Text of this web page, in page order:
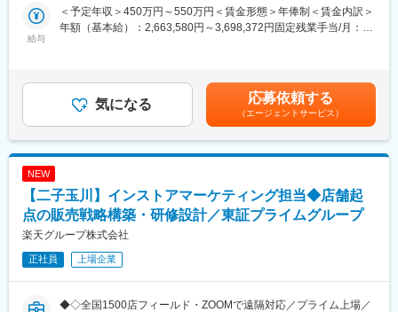
（3）AI・デジタルを活用したCX/EX改革
・生成AIによる回答支援・ナレッジ自動化
（4）組織運営および部門のビルドアップ
・数十名規模の本部組織のマネジメント
・オペレーション管理者の育成/評価
■業務内容:
映画館来場者への営業活動を軸に、組織運営・マネジメントまで
・動画・電子書籍配信サービス「U-NEXT」の提案・契約獲得
・担当劇場での営業活動（経験に応じ複数拠点を担当）
・大型イベントブースでの営業活動
を行った後に、複数の映画館をまたぎアルバイトスタッフの管理
や組織運営をメインで対応いただきます。
■組織構成：
全体で約26名の組織で、配属チームは20代～30代中心。現場を担
給与
＜予定年収＞450万円～550万円＜賃金形態＞年俸制＜賃金内訳＞
年額（基本給）：2,663,580円～3,698,372円固定残業手当/月：
給与補足＞※上記はあくまで想定であり、ご経験、スキルに応じ決
定させて頂きます。■昇給：年1回賃金はあくまでも目安の金額で
あり、選考を通じて上下する可能性があります。月給(月額)は固定
手当を含めた表記です。
気になる 応募依頼する
（エージェントサービス）
NEW
【二子玉川】インストアマーケティング担当◆店舗起
点の販売戦略構築・研修設計／東証プライムグループ
楽天グループ株式会社
正社員 上場企業
◆◇全国1500店フィールド・ZOOMで遠隔対応／プライム上場／